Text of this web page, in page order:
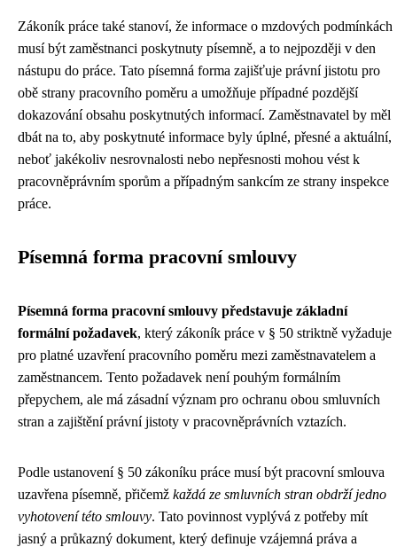
Zákoník práce také stanoví, že informace o mzdových podmínkách
musí být zaměstnanci poskytnuty písemně, a to nejpozději v den
nástupu do práce. Tato písemná forma zajišťuje právní jistotu pro
obě strany pracovního poměru a umožňuje případné pozdější
dokazování obsahu poskytnutých informací. Zaměstnavatel by měl
dbát na to, aby poskytnuté informace byly úplné, přesné a aktuální,
neboť jakékoliv nesrovnalosti nebo nepřesnosti mohou vést k
pracovněprávním sporům a případným sankcím ze strany inspekce
práce.
Písemná forma pracovní smlouvy
Písemná forma pracovní smlouvy představuje základní
formální požadavek, který zákoník práce v § 50 striktně vyžaduje
pro platné uzavření pracovního poměru mezi zaměstnavatelem a
zaměstnancem. Tento požadavek není pouhým formálním
přepychem, ale má zásadní význam pro ochranu obou smluvních
stran a zajištění právní jistoty v pracovněprávních vztazích.
Podle ustanovení § 50 zákoníku práce musí být pracovní smlouva
uzavřena písemně, přičemž každá ze smluvních stran obdrží jedno
vyhotovení této smlouvy. Tato povinnost vyplývá z potřeby mít
jasný a průkazný dokument, který definuje vzájemná práva a